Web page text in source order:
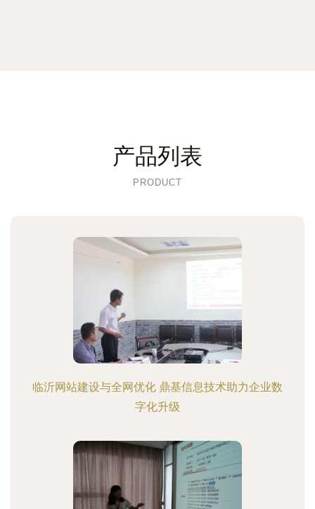
产品列表
PRODUCT
临沂网站建设与全网优化 鼎基信息技术助力企业数
字化升级